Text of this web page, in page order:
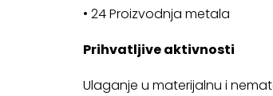
• 24 Proizvodnja metala
Prihvatljive aktivnosti
Ulaganje u materijalnu i